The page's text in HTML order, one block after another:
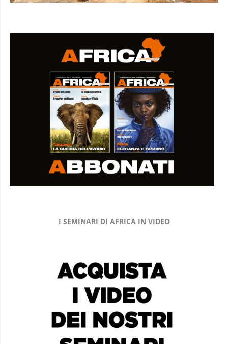
I SEMINARI DI AFRICA IN VIDEO